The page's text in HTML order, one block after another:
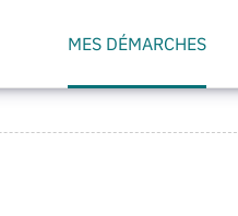
MES DÉMARCHES